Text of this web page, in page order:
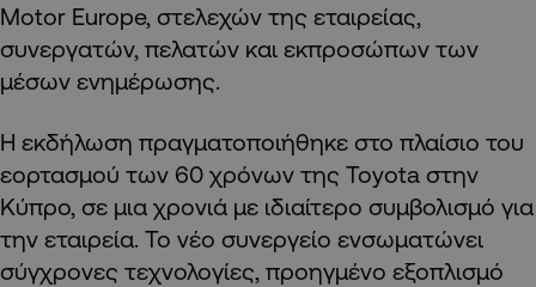
Motor Europe, στελεχών της εταιρείας,
συνεργατών, πελατών και εκπροσώπων των
μέσων ενημέρωσης.
Η εκδήλωση πραγματοποιήθηκε στο πλαίσιο του
εορτασμού των 60 χρόνων της Toyota στην
Κύπρο, σε μια χρονιά με ιδιαίτερο συμβολισμό για
την εταιρεία. Το νέο συνεργείο ενσωματώνει
σύγχρονες τεχνολογίες, προηγμένο εξοπλισμό